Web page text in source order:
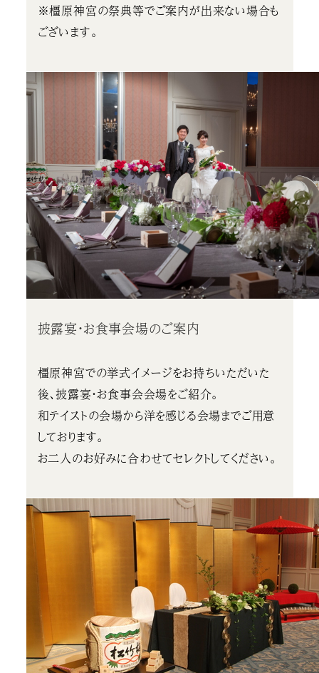
※橿原神宮の祭典等でご案内が出来ない場合も
ございます。
披露宴・お食事会場のご案内
橿原神宮での挙式イメージをお持ちいただいた
後、披露宴・お食事会会場をご紹介。
和テイストの会場から洋を感じる会場までご用意
しております。
お二人のお好みに合わせてセレクトしてください。